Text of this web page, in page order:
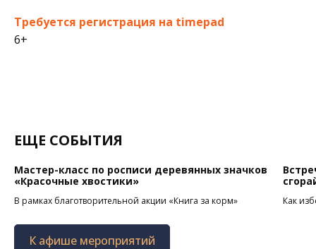
Требуется регистрация на timepad
6+
ЕЩЕ СОБЫТИЯ
Мастер-класс по росписи деревянных значков
«Красочные хвостики»
В рамках благотворительной акции «Книга за корм» Как
К афише мероприятий